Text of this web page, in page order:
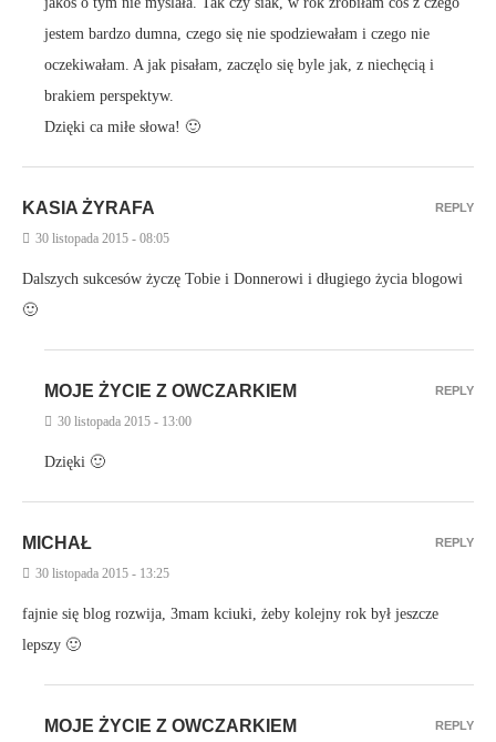
jestem bardzo dumna, czego się nie spodziewałam i czego nie
oczekiwałam. A jak pisałam, zaczęlo się byle jak, z niechęcią i
brakiem perspektyw.
Dzięki ca miłe słowa! 🙂
KASIA ŻYRAFA
30 listopada 2015 - 08:05
Dalszych sukcesów życzę Tobie i Donnerowi i długiego życia blogowi
🙂
REPLY
MOJE ŻYCIE Z OWCZARKIEM
30 listopada 2015 - 13:00
Dzięki 🙂
REPLY
MICHAŁ
30 listopada 2015 - 13:25
fajnie się blog rozwija, 3mam kciuki, żeby kolejny rok był jeszcze
lepszy 🙂
REPLY
MOJE ŻYCIE Z OWCZARKIEM REPLY